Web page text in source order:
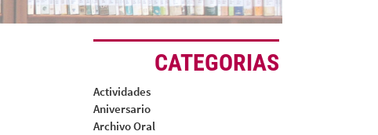
CATEGORIAS
Actividades
Aniversario
Archivo Oral